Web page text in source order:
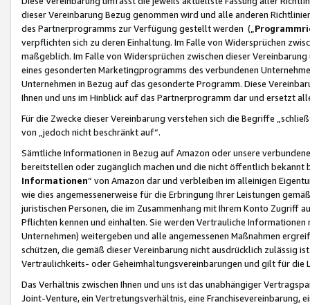
dieser Vereinbarung Bezug genommen wird und alle anderen
des Partnerprogramms zur Verfügung gestellt werden („
verpflichten sich zu deren Einhaltung. Im Falle von Widersprüchen
maßgeblich. Im Falle von Widersprüchen zwischen dieser
eines gesonderten Marketingprogramms des verbundenen
Unternehmen in Bezug auf das gesonderte Programm. Diese
Ihnen und uns im Hinblick auf das Partnerprogramm dar und ersetzt
Für die Zwecke dieser Vereinbarung verstehen sich die Begriffe
von „jedoch nicht beschränkt auf“.
Sämtliche Informationen in Bezug auf Amazon oder unsere
bereitstellen oder zugänglich machen und die nicht öffentlich
Informationen“ von Amazon dar und verbleiben im alleinigen
wie dies angemessenerweise für die Erbringung Ihrer Leistungen
juristischen Personen, die im Zusammenhang mit Ihrem Konto
Pflichten kennen und einhalten. Sie werden Vertrauliche
Unternehmen) weitergeben und alle angemessenen Maßnahmen
schützen, die gemäß dieser Vereinbarung nicht ausdrücklich zulässig
Vertraulichkeits- oder Geheimhaltungsvereinbarungen und gilt für die
Das Verhältnis zwischen Ihnen und uns ist das unabhängiger
Joint-Venture, ein Vertretungsverhältnis, eine Franchisevereinbarung,